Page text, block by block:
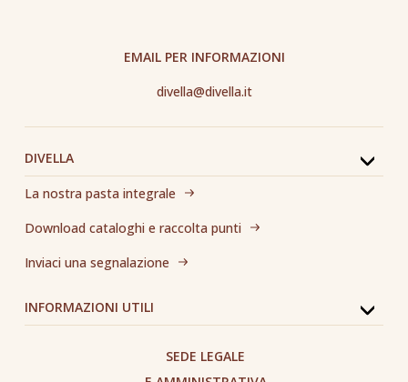
DIVELLA
La nostra pasta integrale
Download cataloghi e raccolta punti
Inviaci una segnalazione
INFORMAZIONI UTILI
EMAIL PER INFORMAZIONI
divella@divella.it
SEDE LEGALE